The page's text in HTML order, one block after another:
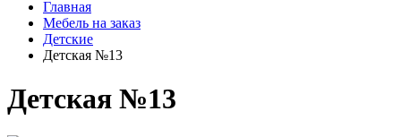
Главная
Мебель на заказ
Детские
Детская №13
Детская №13